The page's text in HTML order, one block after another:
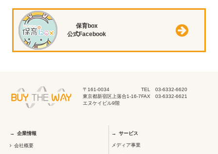
保育box
公式Facebook
〒161-0034
東京都新宿区上落合1-16-7
エヌケイビル9階
TEL 03-6332-6620
FAX 03-6332-6621
企業情報
会社概要
サービス
メディア事業